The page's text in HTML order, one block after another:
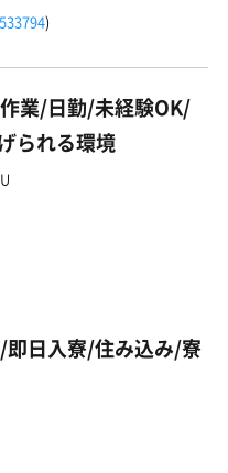
)
業/日勤/未経験OK/
られる環境
日入寮/住み込み/寮